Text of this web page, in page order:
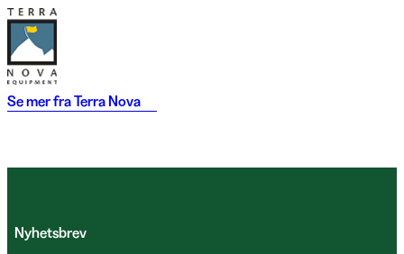
Se mer fraTerra Nova
Nyhetsbrev